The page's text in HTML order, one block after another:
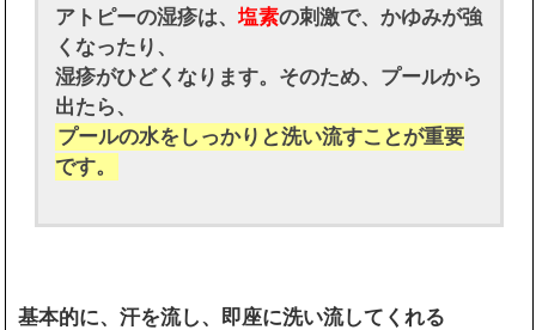
アトピーの湿疹は、塩素の刺激で、かゆみが強
くなったり、
湿疹がひどくなります。そのため、プールから
出たら、
プールの水をしっかりと洗い流すことが重要
です。
基本的に、汗を流し、即座に洗い流してくれる